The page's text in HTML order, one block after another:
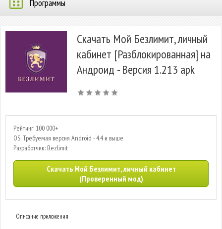
Программы
Скачать Мой Безлимит, личный
кабинет [Разблокированная] на
Андроид - Версия 1.213 apk
Рейтинг: 100 000+
OS: Требуемая версия Android - 4.4 и выше
Разработчик: Bezlimit
Скачать Мой Безлимит, личный кабинет
(Проверенный мод)
Описание приложения